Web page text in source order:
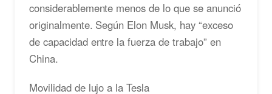
considerablemente menos de lo que se anunció
originalmente. Según Elon Musk, hay “exceso
de capacidad entre la fuerza de trabajo” en
China.
Movilidad de lujo a la Tesla